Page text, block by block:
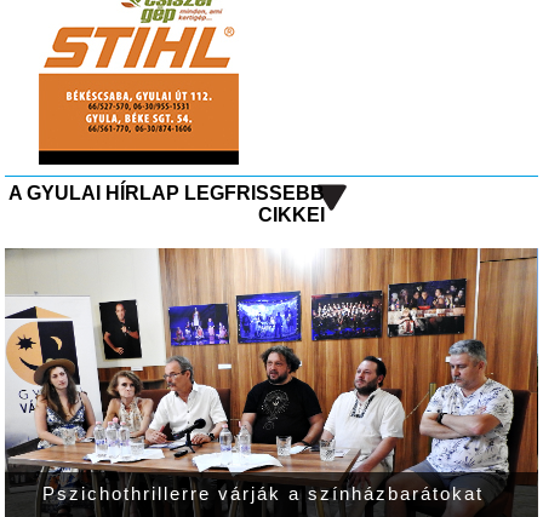
A GYULAI HÍRLAP LEGFRISSEBB
CIKKEI
Pszichothrillerre várják a színházbarátokat